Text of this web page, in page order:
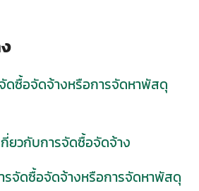
ดซื้อจัดจ้างหรือการจัดหาพัสดุ
กี่ยวกับการจัดซื้อจัดจ้าง
รจัดซื้อจัดจ้างหรือการจัดหาพัสดุ